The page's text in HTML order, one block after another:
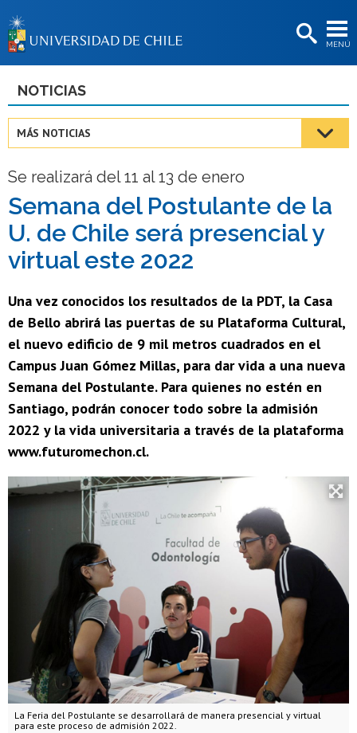
MENÚ
BIBLIOTECAS
Estudiantes
Académicas/os
Funcionarias/os
Egresadas/os
NOTICIAS
MÁS NOTICIAS
Se realizará del 11 al 13 de enero
Semana del Postulante de la
U. de Chile será presencial y
virtual este 2022
Una vez conocidos los resultados de la PDT, la Casa
de Bello abrirá las puertas de su Plataforma Cultural,
el nuevo edificio de 9 mil metros cuadrados en el
Campus Juan Gómez Millas, para dar vida a una nueva
Semana del Postulante. Para quienes no estén en
Santiago, podrán conocer todo sobre la admisión
2022 y la vida universitaria a través de la plataforma
www.futuromechon.cl.
La Feria del Postulante se desarrollará de manera presencial y virtual
para este proceso de admisión 2022.